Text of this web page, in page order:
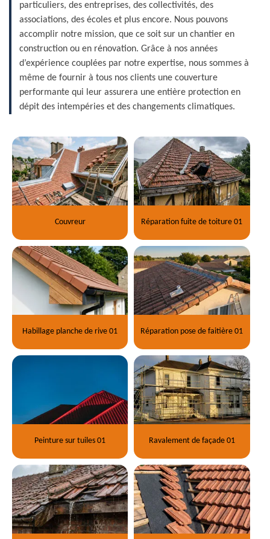
particuliers, des entreprises, des collectivités, des
associations, des écoles et plus encore. Nous pouvons
accomplir notre mission, que ce soit sur un chantier en
construction ou en rénovation. Grâce à nos années
d’expérience couplées par notre expertise, nous sommes à
même de fournir à tous nos clients une couverture
performante qui leur assurera une entière protection en
dépit des intempéries et des changements climatiques.
Couvreur Réparation fuite de toiture 01
Habillage planche de rive 01 Réparation pose de faitière 01
Peinture sur tuiles 01 Ravalement de façade 01